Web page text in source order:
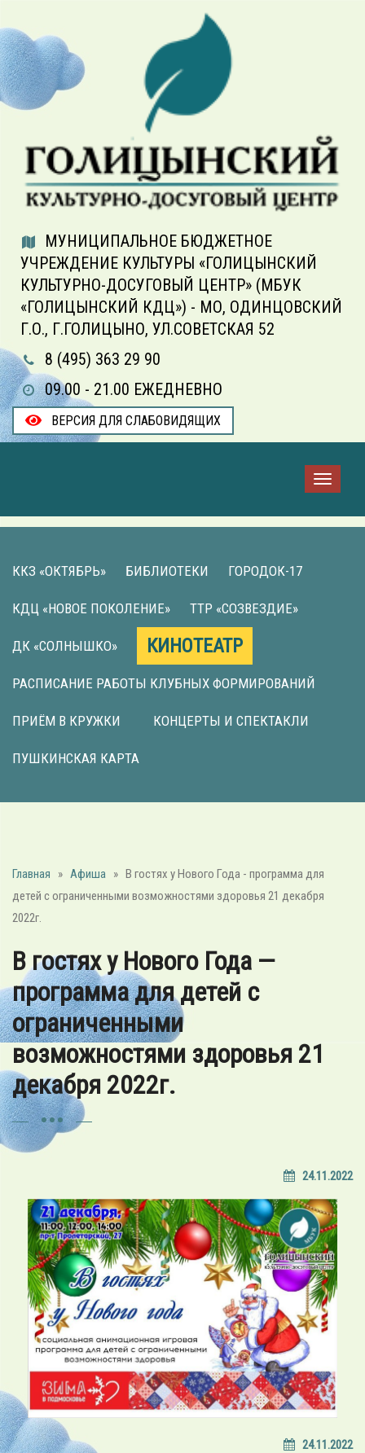
МУНИЦИПАЛЬНОЕ БЮДЖЕТНОЕ
УЧРЕЖДЕНИЕ КУЛЬТУРЫ «ГОЛИЦЫНСКИЙ
КУЛЬТУРНО-ДОСУГОВЫЙ ЦЕНТР» (МБУК
«ГОЛИЦЫНСКИЙ КДЦ») - МО, ОДИНЦОВСКИЙ
Г.О., Г.ГОЛИЦЫНО, УЛ.СОВЕТСКАЯ 52
8 (495) 363 29 90
09.00 - 21.00 ЕЖЕДНЕВНО
ВЕРСИЯ ДЛЯ СЛАБОВИДЯЩИХ
ККЗ «ОКТЯБРЬ» БИБЛИОТЕКИ ГОРОДОК-17
КДЦ «НОВОЕ ПОКОЛЕНИЕ» ТТР «СОЗВЕЗДИЕ»
ДК «СОЛНЫШКО» КИНОТЕАТР
РАСПИСАНИЕ РАБОТЫ КЛУБНЫХ ФОРМИРОВАНИЙ
ПРИЁМ В КРУЖКИ КОНЦЕРТЫ И СПЕКТАКЛИ
ПУШКИНСКАЯ КАРТА
Главная » Афиша » В гостях у Нового Года - программа для
детей с ограниченными возможностями здоровья 21 декабря
2022г.
В гостях у Нового Года —
программа для детей с
ограниченными
возможностями здоровья 21
декабря 2022г.
24.11.2022
24.11.2022